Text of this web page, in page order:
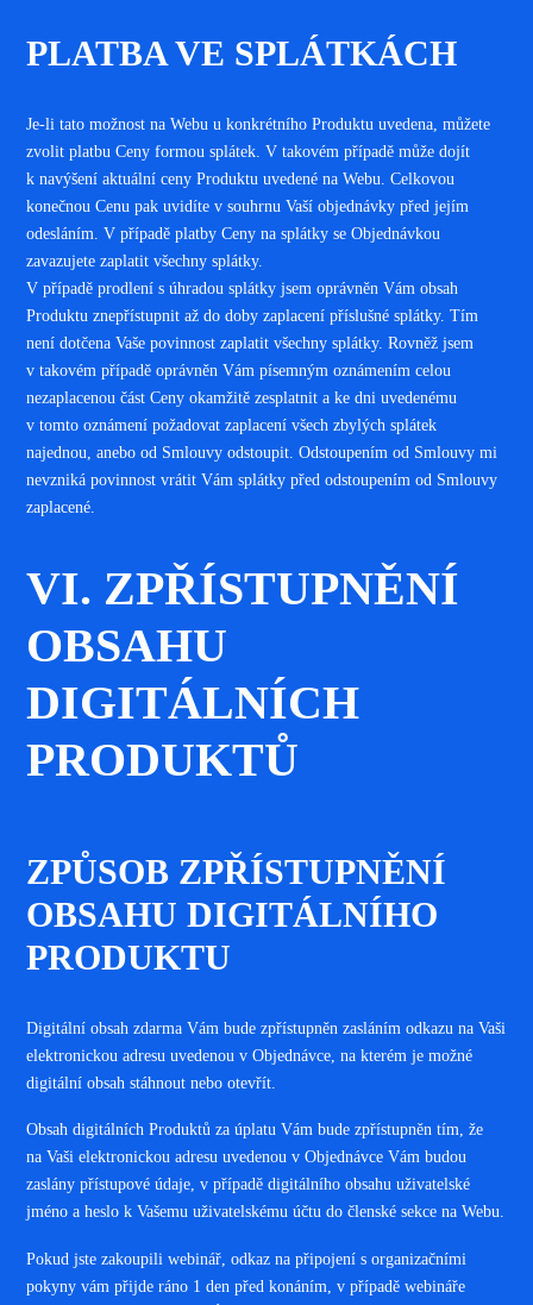
PLATBA VE SPLÁTKÁCH
Je-li tato možnost na Webu u konkrétního Produktu uvedena, můžete
zvolit platbu Ceny formou splátek. V takovém případě může dojít
k navýšení aktuální ceny Produktu uvedené na Webu. Celkovou
konečnou Cenu pak uvidíte v souhrnu Vaší objednávky před jejím
odesláním. V případě platby Ceny na splátky se Objednávkou
zavazujete zaplatit všechny splátky.
V případě prodlení s úhradou splátky jsem oprávněn Vám obsah
Produktu znepřístupnit až do doby zaplacení příslušné splátky. Tím
není dotčena Vaše povinnost zaplatit všechny splátky. Rovněž jsem
v takovém případě oprávněn Vám písemným oznámením celou
nezaplacenou část Ceny okamžitě zesplatnit a ke dni uvedenému
v tomto oznámení požadovat zaplacení všech zbylých splátek
najednou, anebo od Smlouvy odstoupit. Odstoupením od Smlouvy mi
nevzniká povinnost vrátit Vám splátky před odstoupením od Smlouvy
zaplacené.
VI. ZPŘÍSTUPNĚNÍ
OBSAHU
DIGITÁLNÍCH
PRODUKTŮ
ZPŮSOB ZPŘÍSTUPNĚNÍ
OBSAHU DIGITÁLNÍHO
PRODUKTU
Digitální obsah zdarma Vám bude zpřístupněn zasláním odkazu na Vaši
elektronickou adresu uvedenou v Objednávce, na kterém je možné
digitální obsah stáhnout nebo otevřít.
Obsah digitálních Produktů za úplatu Vám bude zpřístupněn tím, že
na Vaši elektronickou adresu uvedenou v Objednávce Vám budou
zaslány přístupové údaje, v případě digitálního obsahu uživatelské
jméno a heslo k Vašemu uživatelskému účtu do členské sekce na Webu.
Pokud jste zakoupili webinář, odkaz na připojení s organizačními
pokyny vám přijde ráno 1 den před konáním, v případě webináře